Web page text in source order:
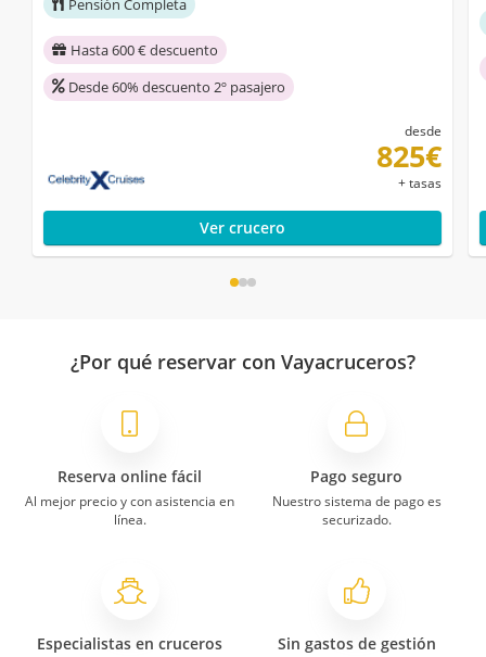
Pensión Completa
Hasta 600 € descuento
Desde 60% descuento 2º pasajero
desde
825€
+ tasas
Ver crucero
¿Por qué reservar con Vayacruceros?
Reserva online fácil
Al mejor precio y con asistencia en
línea.
Pago seguro
Nuestro sistema de pago es
securizado.
Especialistas en cruceros Sin gastos de gestión